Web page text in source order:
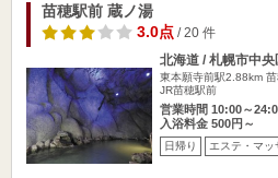
苗穂駅前 蔵ノ湯
3.0点/ 20 件
北海道 / 札幌市中央
東本願寺前駅2.88km
JR苗穂駅前
営業時間 10:00～
入浴料金 500円～
日帰り エステ・マッ